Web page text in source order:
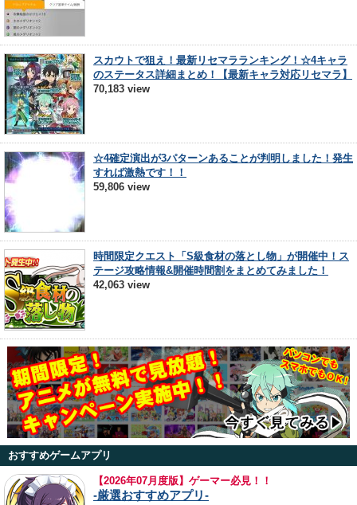
スカウトで狙え！最新リセマラランキング！☆4キャラ
のステータス詳細まとめ！【最新キャラ対応リセマラ】
70,183 view
☆4確定演出が3パターンあることが判明しました！発生
すれば激熱です！！
59,806 view
時間限定クエスト「S級食材の落とし物」が開催中！ス
テージ攻略情報&開催時間割をまとめてみました！
42,063 view
おすすめゲームアプリ
【2026年07月度版】ゲーマー必見！！
-厳選おすすめアプリ-